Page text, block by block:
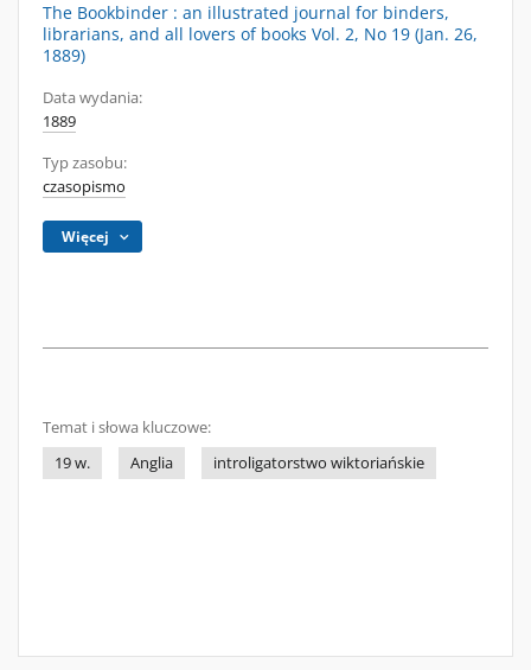
The Bookbinder : an illustrated journal for binders,
librarians, and all lovers of books Vol. 2, No 19 (Jan. 26,
1889)
Data wydania:
1889
Typ zasobu:
czasopismo
Więcej
Temat i słowa kluczowe:
19 w.
Anglia introligatorstwo wiktoriańskie